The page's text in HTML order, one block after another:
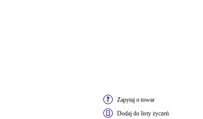
Zapytaj o towar
Dodaj do listy życzeń